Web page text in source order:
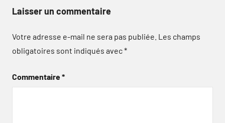
Laisser un commentaire
Votre adresse e-mail ne sera pas publiée. Les champs
obligatoires sont indiqués avec*
Commentaire*